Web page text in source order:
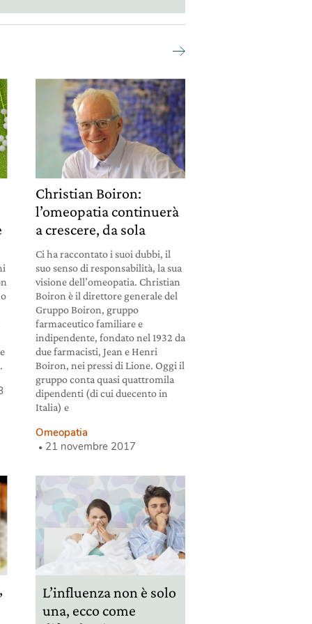
Christian Boiron:
l’omeopatia continuerà
a crescere, da sola
Ci ha raccontato i suoi dubbi, il
suo senso di responsabilità, la sua
visione dell’omeopatia. Christian
Boiron è il direttore generale del
Gruppo Boiron, gruppo
farmaceutico familiare e
indipendente, fondato nel 1932 da
due farmacisti, Jean e Henri
Boiron, nei pressi di Lione. Oggi il
gruppo conta quasi quattromila
dipendenti (di cui duecento in
Italia) e
Omeopatia
21 novembre 2017
L’influenza non è solo
una, ecco come